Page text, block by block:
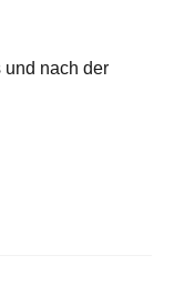
und nach der